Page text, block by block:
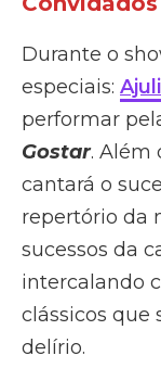
Durante o
especiais:
performar
Gostar. Além
cantará o
repertório da
sucessos da
intercalando
clássicos que
delírio.